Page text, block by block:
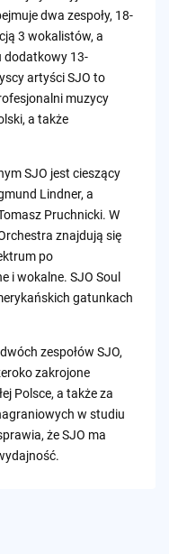
dwa zespoły, 18-
3 wokalistów, a
dodatkowy 13-
artyści SJO to
muzycy
a także
SJO jest cieszący
Lindner, a
Pruchnicki. W
znajdują się
po
i wokalne. SJO Soul
gatunkach
zespołów SJO,
zakrojone
Polsce, a także za
w studiu
że ​​SJO ma